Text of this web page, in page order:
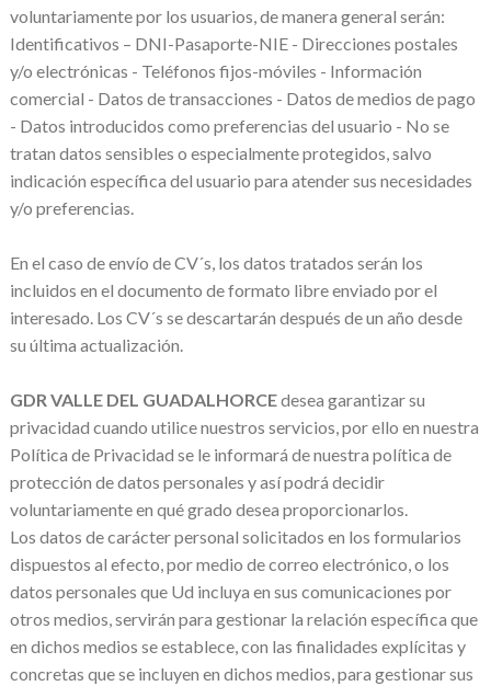
voluntariamente por los usuarios, de manera general serán:
Identificativos – DNI-Pasaporte-NIE - Direcciones postales
y/o electrónicas - Teléfonos fijos-móviles - Información
comercial - Datos de transacciones - Datos de medios de pago
- Datos introducidos como preferencias del usuario - No se
tratan datos sensibles o especialmente protegidos, salvo
indicación específica del usuario para atender sus necesidades
y/o preferencias.
En el caso de envío de CV´s, los datos tratados serán los
incluidos en el documento de formato libre enviado por el
interesado. Los CV´s se descartarán después de un año desde
su última actualización.
GDR VALLE DEL GUADALHORCEdesea garantizar su
privacidad cuando utilice nuestros servicios, por ello en nuestra
Política de Privacidad se le informará de nuestra política de
protección de datos personales y así podrá decidir
voluntariamente en qué grado desea proporcionarlos.
Los datos de carácter personal solicitados en los formularios
dispuestos al efecto, por medio de correo electrónico, o los
datos personales que Ud incluya en sus comunicaciones por
otros medios, servirán para gestionar la relación específica que
en dichos medios se establece, con las finalidades explícitas y
concretas que se incluyen en dichos medios, para gestionar sus